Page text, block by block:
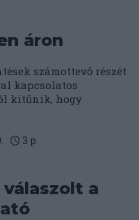
áron
számottevő részét
kapcsolatos
kitűnik, hogy
3 p
a